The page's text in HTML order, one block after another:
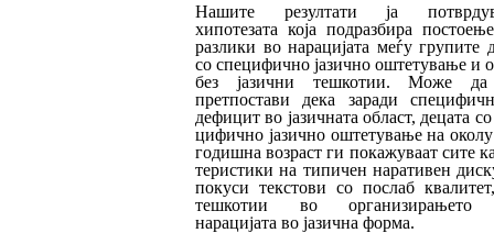
Нашите резултати ја
хипотезата ко­ја подразбира
разлики во нараци­јата меѓу групите
со специфично јазично оштетување и
без јазични тешкотии. Мо­же да
претпостави дека заради специфич
дефицит во јазичната област, децата
цифично јазично оштетување на
годишна возраст ги покажуваат сите
теристики на типичен наративен
покуси текстови со послаб
тешкотии во ор
нарацијата во јазична форма.